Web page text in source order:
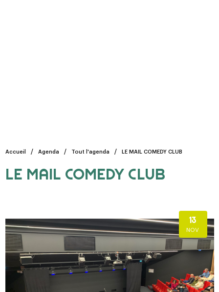
Accueil Agenda Tout l'agenda LE MAIL COMEDY CLUB
LE MAIL COMEDY CLUB
13
NOV